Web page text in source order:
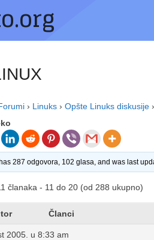
› Linuks › Opšte Linuks diskusije ›
287 odgovora, 102 glasa, and was last
članaka - 11 do 20 (od 288 ukupno)
Članci
2005. u 8:33 am